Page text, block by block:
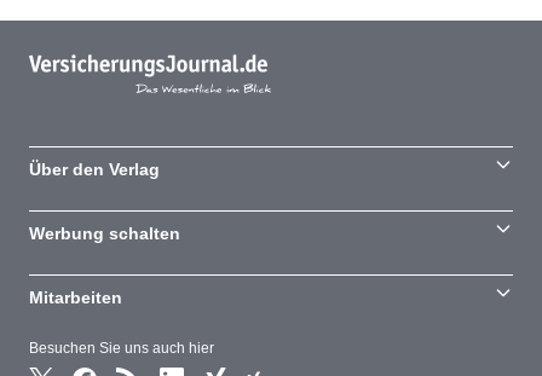
Besuchen Sie uns auch hier
Über den Verlag
Werbung schalten
Mitarbeiten